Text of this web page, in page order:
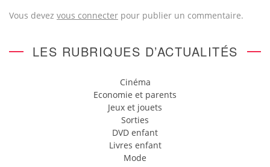
Vous devez vous connecter pour publier un commentaire.
LES RUBRIQUES D’ACTUALITÉS
Cinéma
Economie et parents
Jeux et jouets
Sorties
DVD enfant
Livres enfant
Mode